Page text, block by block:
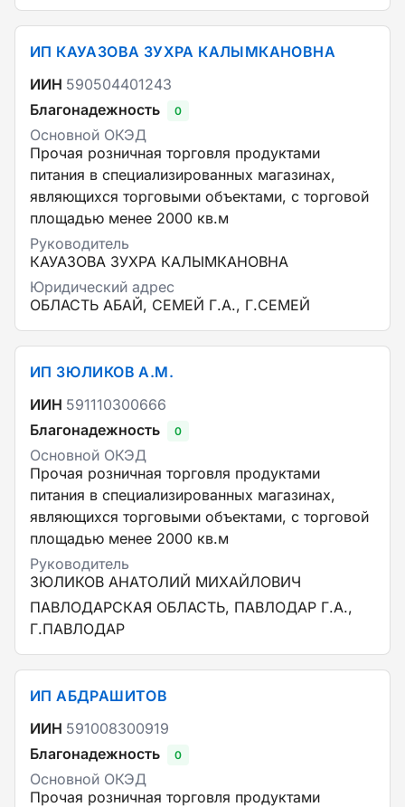
ИП КАУАЗОВА ЗУХРА КАЛЫМКАНОВНА
ИИН 590504401243
Благонадежность
0
Основной ОКЭД
Прочая розничная торговля продуктами
питания в специализированных магазинах,
являющихся торговыми объектами, с торговой
площадью менее 2000 кв.м
Руководитель
КАУАЗОВА ЗУХРА КАЛЫМКАНОВНА
Юридический адрес
ОБЛАСТЬ АБАЙ, СЕМЕЙ Г.А., Г.СЕМЕЙ
ИП ЗЮЛИКОВ А.М.
ИИН 591110300666
Благонадежность
0
Основной ОКЭД
Прочая розничная торговля продуктами
питания в специализированных магазинах,
являющихся торговыми объектами, с торговой
площадью менее 2000 кв.м
Руководитель
ЗЮЛИКОВ АНАТОЛИЙ МИХАЙЛОВИЧ
ПАВЛОДАРСКАЯ ОБЛАСТЬ, ПАВЛОДАР Г.А.,
Г.ПАВЛОДАР
ИП АБДРАШИТОВ
ИИН 591008300919
Благонадежность
0
Основной ОКЭД
Прочая розничная торговля продуктами